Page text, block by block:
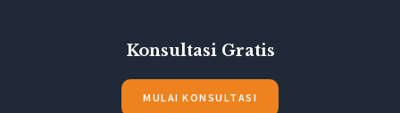
Konsultasi Gratis
MULAI KONSULTASI